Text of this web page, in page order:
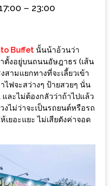
– 23:00
Buffet นั้นน้าอ้วนว่า
ตั้งอยู่บนถนนอัษฎาธร (เส้น
สามแยกทางที่จะเลี้ยวเข้า
ไฟจะสว่างๆ ป้ายสวยๆ นั่น
ละไม่ต้องกลัวว่าถ้าไปแล้ว
ไม่ว่าจะเป็นรถยนต์หรือรถ
เยอะแยะ ไม่เสียตังค่าจอด